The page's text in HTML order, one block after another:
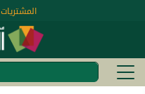
المشتريات